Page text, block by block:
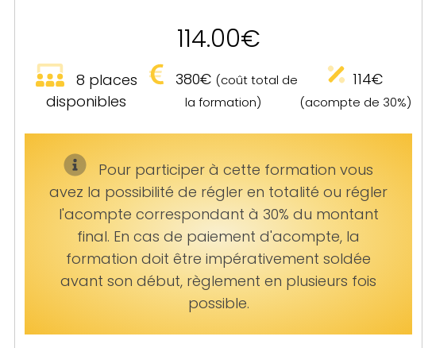
114.00€
8 places
disponibles
380€ (coût total de
la formation)
114€
(acompte de 30%)
Pour participer à cette formation vous
avez la possibilité de régler en totalité ou régler
l'acompte correspondant à 30% du montant
final. En cas de paiement d'acompte, la
formation doit être impérativement soldée
avant son début, règlement en plusieurs fois
possible.